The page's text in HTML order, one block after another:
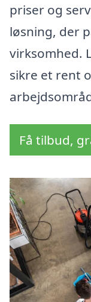
priser og
løsning, der
virksomhed.
sikre et rent
Få tilbud,